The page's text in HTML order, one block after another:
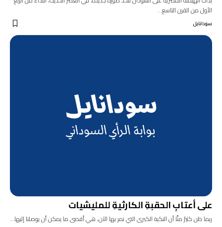
الأول من القرن التاسع…
سودانايل
على أعتابِ الحقبةِ الكارثيةِ للمليشيات
ربما ظن كثيرٌ منَّا أن النكبة الكبرى التي نمر بها الآن، هي أقصى ما يمكن أن يوصلنا إليها…